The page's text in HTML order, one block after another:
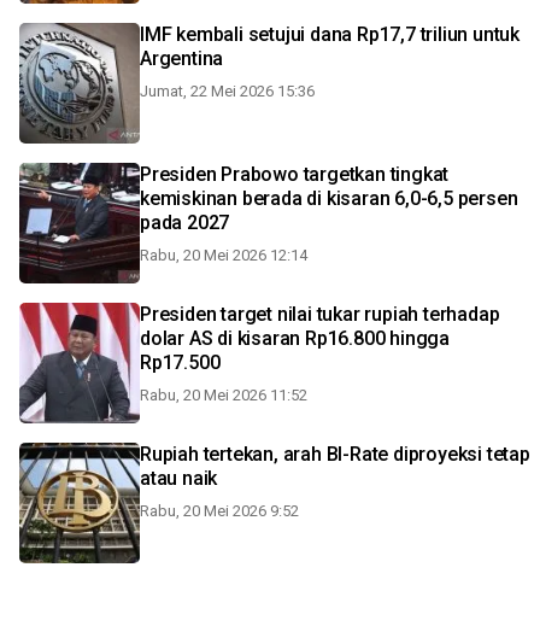
IMF kembali setujui dana Rp17,7 triliun untuk
Argentina
Jumat, 22 Mei 2026 15:36
Presiden Prabowo targetkan tingkat
kemiskinan berada di kisaran 6,0-6,5 persen
pada 2027
Rabu, 20 Mei 2026 12:14
Presiden target nilai tukar rupiah terhadap
dolar AS di kisaran Rp16.800 hingga
Rp17.500
Rabu, 20 Mei 2026 11:52
Rupiah tertekan, arah BI-Rate diproyeksi tetap
atau naik
Rabu, 20 Mei 2026 9:52